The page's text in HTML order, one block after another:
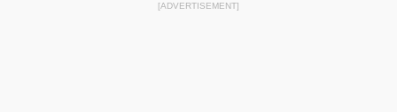
[ADVERTISEMENT]